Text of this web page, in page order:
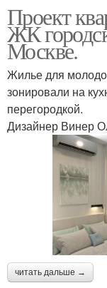
Проект
ЖК
Москве.
Жилье для
зонировали на
перегородкой.
Дизайнер Винер
читать дальше →